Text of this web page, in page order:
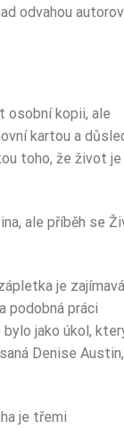
odvahou
osobní kopii, ale
kartou a
toho, že život je
ale příběh se
je
podobná práci
bylo jako úkol,
Denise Austin,
je třemi